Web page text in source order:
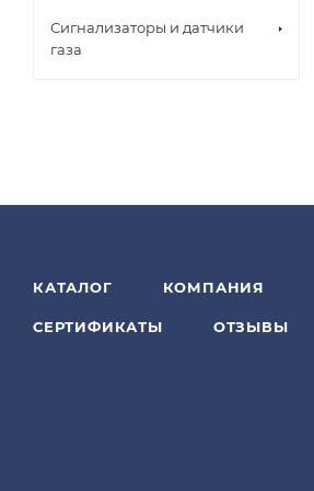
Сигнализаторы и датчики
газа
КАТАЛОГ КОМПАНИЯ
СЕРТИФИКАТЫ ОТЗЫВЫ